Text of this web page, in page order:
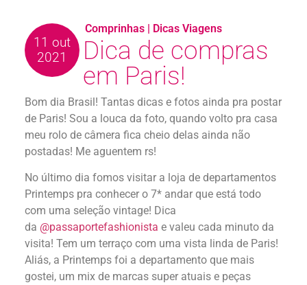
11 out
2021
Dica de compras
em Paris!
Bom dia Brasil! Tantas dicas e fotos ainda pra postar
de Paris! Sou a louca da foto, quando volto pra casa
meu rolo de câmera fica cheio delas ainda não
postadas! Me aguentem rs!
No último dia fomos visitar a loja de departamentos
Printemps pra conhecer o 7* andar que está todo
com uma seleção vintage! Dica
da @passaportefashionista e valeu cada minuto da
visita! Tem um terraço com uma vista linda de Paris!
Aliás, a Printemps foi a departamento que mais
gostei, um mix de marcas super atuais e peças
Comprinhas | Dicas Viagens